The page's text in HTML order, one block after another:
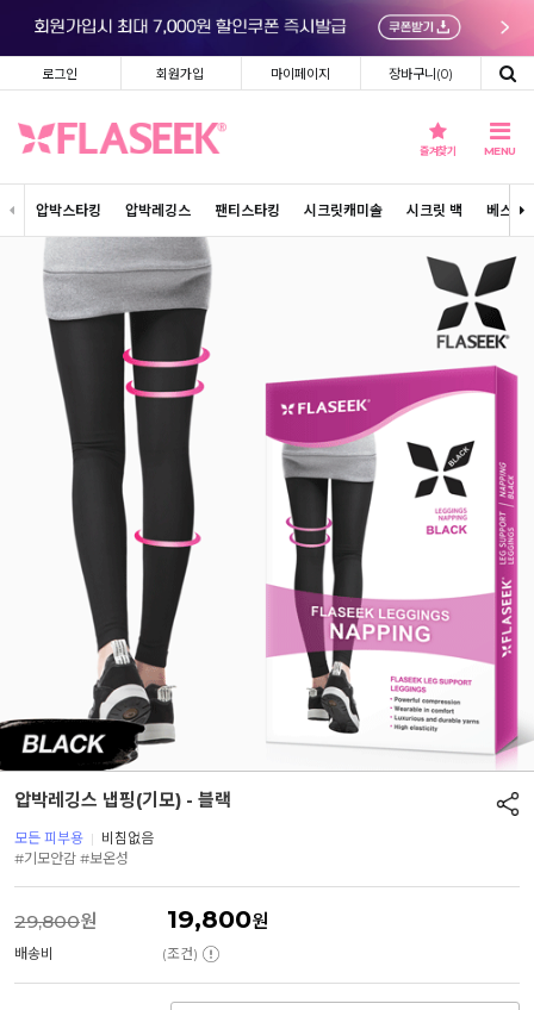
로그인 회원가입 마이페이지 장바구니(0)
즐겨찾기 MENU
압박스타킹 압박레깅스 팬티스타킹 시크릿캐미솔 시크릿 백 베스트
압박레깅스 냅핑(기모) - 블랙
모든 피부용 | 비침없음
#기모안감 #보온성
29,800원 19,800원
배송비 (조건)